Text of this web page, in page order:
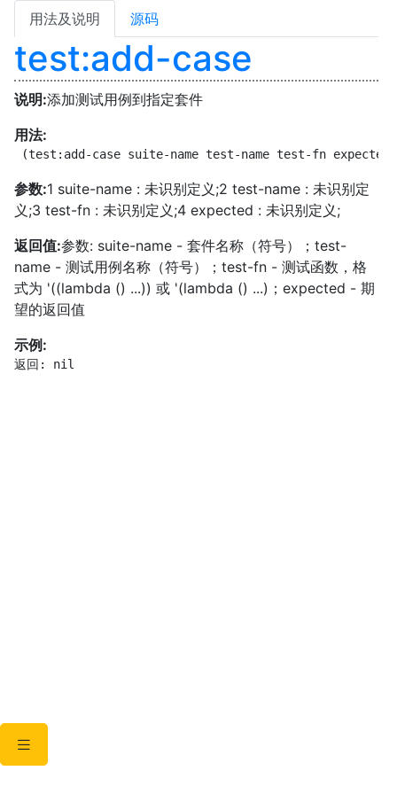
用法及说明 源码
test:add-case
说明:添加测试用例到指定套件
用法:
(test:add-case suite-name test-name test-fn expected)
参数:1 suite-name : 未识别定义;2 test-name : 未识别定
义;3 test-fn : 未识别定义;4 expected : 未识别定义;
返回值:参数: suite-name - 套件名称（符号）；test-
name - 测试用例名称（符号）；test-fn - 测试函数，格
式为 '((lambda () ...)) 或 '(lambda () ...)；expected - 期
望的返回值
示例:
返回: nil